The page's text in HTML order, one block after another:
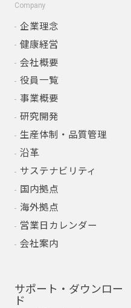
Company
企業理念
健康経営
会社概要
役員一覧
事業概要
研究開発
生産体制・品質管理
沿革
サステナビリティ
国内拠点
海外拠点
営業日カレンダー
会社案内
サポート・ダウンロー
ド